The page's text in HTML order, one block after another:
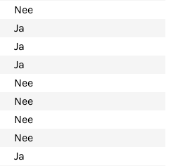
Nee
Ja
Ja
Ja
Nee
Nee
Nee
Nee
Ja